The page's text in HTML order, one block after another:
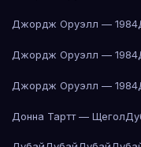
Джордж Оруэлл — 1984
Джордж Оруэлл — 1984
Джордж Оруэлл — 1984
Донна Тартт — Щегол